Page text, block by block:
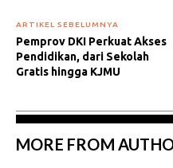
ARTIKEL SEBELUMNYA
Pemprov DKI Perkuat Akses
Pendidikan, dari Sekolah
Gratis hingga KJMU
MORE FROM